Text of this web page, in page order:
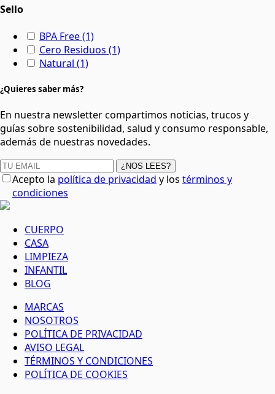
Sello
BPA Free(1)
Cero Residuos (1)
Natural (1)
¿Quieres saber más?
En nuestra newsletter compartimos noticias, trucos y
guías sobre sostenibilidad, salud y consumo responsable,
además de nuestras novedades.
¿NOS LEES?
Acepto la política de privacidad y los términos y
condiciones
CUERPO
CASA
LIMPIEZA
INFANTIL
BLOG
MARCAS
NOSOTROS
POLÍTICA DE PRIVACIDAD
AVISO LEGAL
TÉRMINOS Y CONDICIONES
POLÍTICA DE COOKIES